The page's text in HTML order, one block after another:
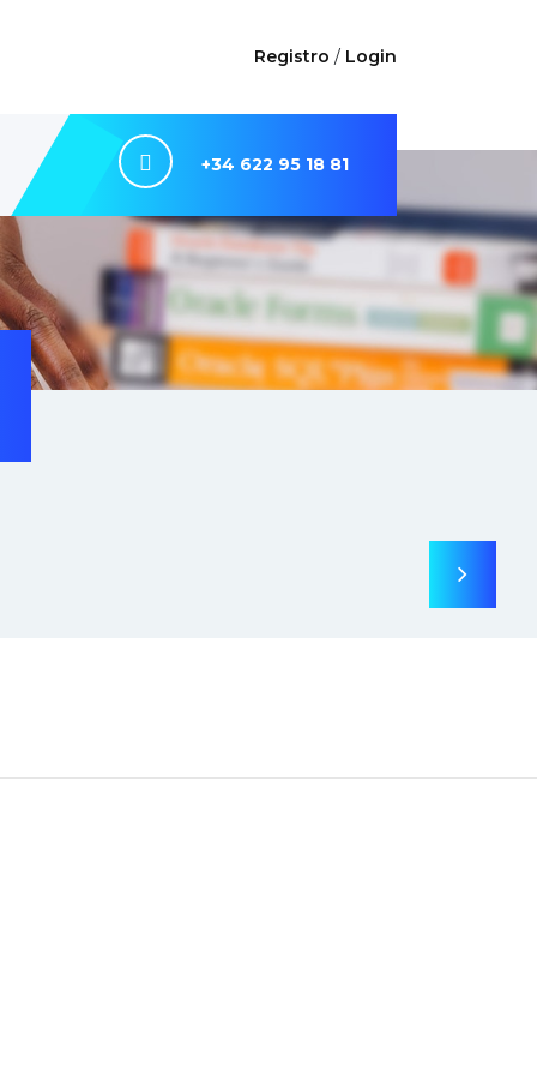
Registro / Login
+34 622 95 18 81